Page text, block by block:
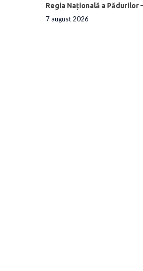
Regia Națională a Pădurilor
7 august 2026